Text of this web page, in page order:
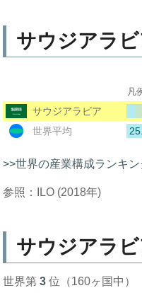
サウジアラ
サウジアラビア
世界平均
>>世界の産業構成ランキン
参照：ILO (2018年)
サウジアラ
世界第3 位（160ヶ国中）